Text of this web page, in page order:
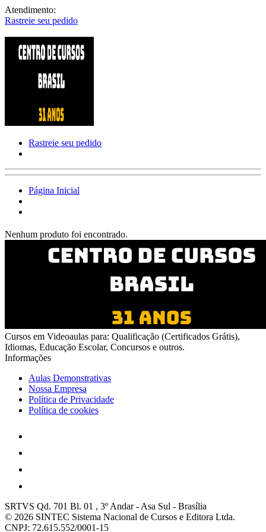
Atendimento:
Rastreie seu pedido
Rastreie seu pedido
Página Inicial
Nenhum produto foi encontrado.
Cursos em Videoaulas para: Qualificação (Certificados Grátis),
Idiomas, Educação Escolar, Concursos e outros.
Informações
Aulas Demonstrativas
Nossa Empresa
Política de Privacidade
Política de cookies
SRTVS Qd. 701 Bl. 01 , 3º Andar- Asa Sul - Brasília
© 2026 SINTEC Sistema Nacional de Cursos e Editora Ltda.
CNPJ: 72.615.552/0001-15